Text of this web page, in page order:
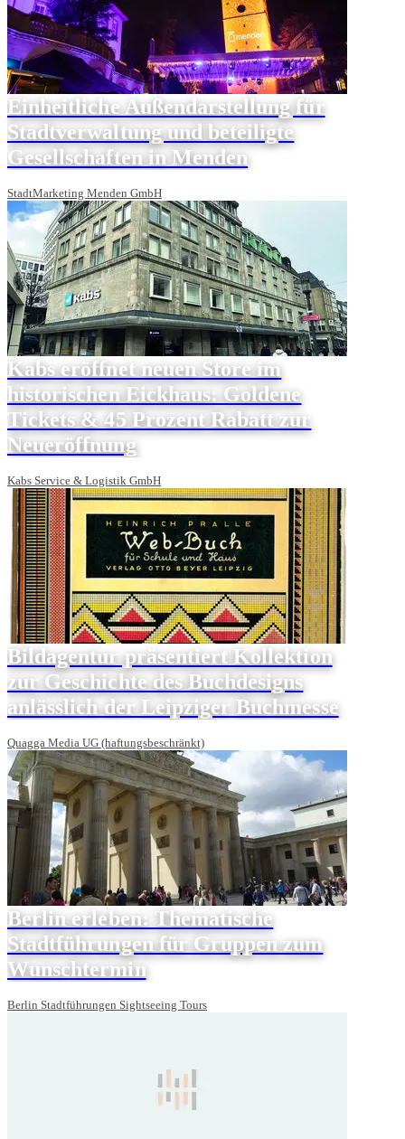
Einheitliche Außendarstellung für
Stadtverwaltung und beteiligte
Gesellschaften in Menden
StadtMarketing Menden GmbH
Kabs eröffnet neuen Store im
historischen Eickhaus: Goldene
Tickets & 45 Prozent Rabatt zur
Neueröffnung
Kabs Service & Logistik GmbH
Bildagentur präsentiert Kollektion
zur Geschichte des Buchdesigns
anlässlich der Leipziger Buchmesse
Quagga Media UG (haftungsbeschränkt)
Berlin erleben: Thematische
Stadtführungen für Gruppen zum
Wunschtermin
Berlin Stadtführungen Sightseeing Tours